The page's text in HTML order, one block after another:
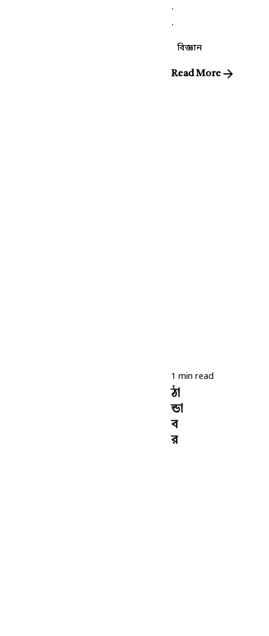
.
.
বিজ্ঞান
Read More
1 min read
ঠা
ন্ডা
ব
র